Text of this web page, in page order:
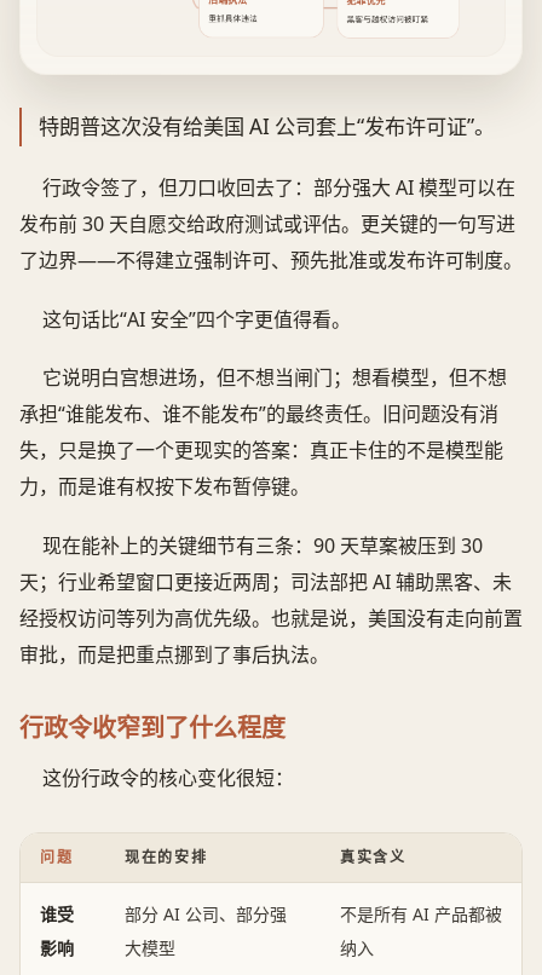
重抓具体违法 黑客与越权访问被盯紧
特朗普这次没有给美国 AI 公司套上“发布许可证”。
行政令签了，但刀口收回去了：部分强大 AI 模型可以在
发布前 30 天自愿交给政府测试或评估。更关键的一句写进
了边界——不得建立强制许可、预先批准或发布许可制度。
这句话比“AI 安全”四个字更值得看。
它说明白宫想进场，但不想当闸门；想看模型，但不想
承担“谁能发布、谁不能发布”的最终责任。旧问题没有消
失，只是换了一个更现实的答案：真正卡住的不是模型能
力，而是谁有权按下发布暂停键。
现在能补上的关键细节有三条：90 天草案被压到 30
天；行业希望窗口更接近两周；司法部把 AI 辅助黑客、未
经授权访问等列为高优先级。也就是说，美国没有走向前置
审批，而是把重点挪到了事后执法。
行政令收窄到了什么程度
这份行政令的核心变化很短：
问题 现在的安排 真实含义
谁受
影响
部分 AI 公司、部分强
大模型
不是所有 AI 产品都被
纳入